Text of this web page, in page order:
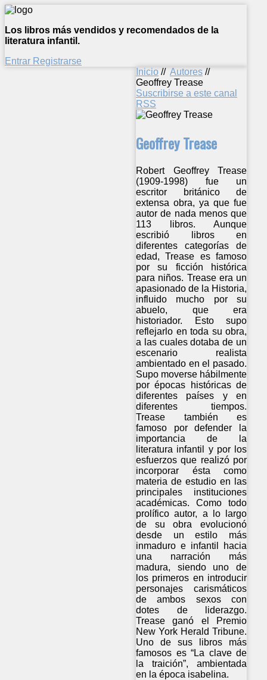
Los libros más vendidos y recomendados de la
literatura infantil.
Entrar Registrarse
Inicio // Autores //
Geoffrey Trease
Suscribirse a este canal
RSS
Geoffrey Trease
Robert Geoffrey Trease
(1909-1998) fue un
escritor británico de
extensa obra, ya que fue
autor de nada menos que
113 libros. Aunque
escribió libros en
diferentes categorías de
edad, Trease es famoso
por su ficción histórica
para niños. Trease era un
apasionado de la Historia,
influido mucho por su
abuelo, que era
historiador. Esto supo
reflejarlo en toda su obra,
a las cuales dotaba de un
escenario realista
ambientado en el pasado.
Supo moverse hábilmente
por épocas históricas de
diferentes países y en
diferentes tiempos.
Trease también es
famoso por defender la
importancia de la
literatura infantil y por los
esfuerzos que realizó por
incorporar ésta como
materia de estudio en las
principales instituciones
académicas. Como todo
prolífico autor, a lo largo
de su obra evolucionó
desde un estilo más
inmaduro e infantil hacia
una narración más
madura, siendo uno de
los primeros en introducir
personajes carismáticos
de ambos sexos con
dotes de liderazgo.
Trease ganó el Premio
New York Herald Tribune.
Uno de sus libros más
famosos es “La clave de
la traición”, ambientada
en la época isabelina.